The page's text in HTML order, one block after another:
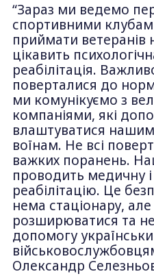
“Зараз ми ведемо
спортивними
приймати ветеранів
цікавить
реабілітація.
поверталися до
ми комунікуємо з
компаніями, які
влаштуватися
воїнам. Не всі
важких поранень.
проводить медичну і
реабілітацію. Це
нема стаціонару,
розширюватися та
допомогу
Олександр